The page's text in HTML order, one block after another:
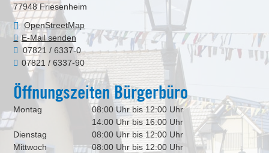
77948 Friesenheim
OpenStreetMap
E-Mail senden
07821 / 6337-0
07821 / 6337-90
Öffnungszeiten Bürgerbüro
Montag
08:00 Uhr bis 12:00 Uhr
14:00 Uhr bis 16:00 Uhr
Dienstag
08:00 Uhr bis 12:00 Uhr
Mittwoch
08:00 Uhr bis 12:00 Uhr